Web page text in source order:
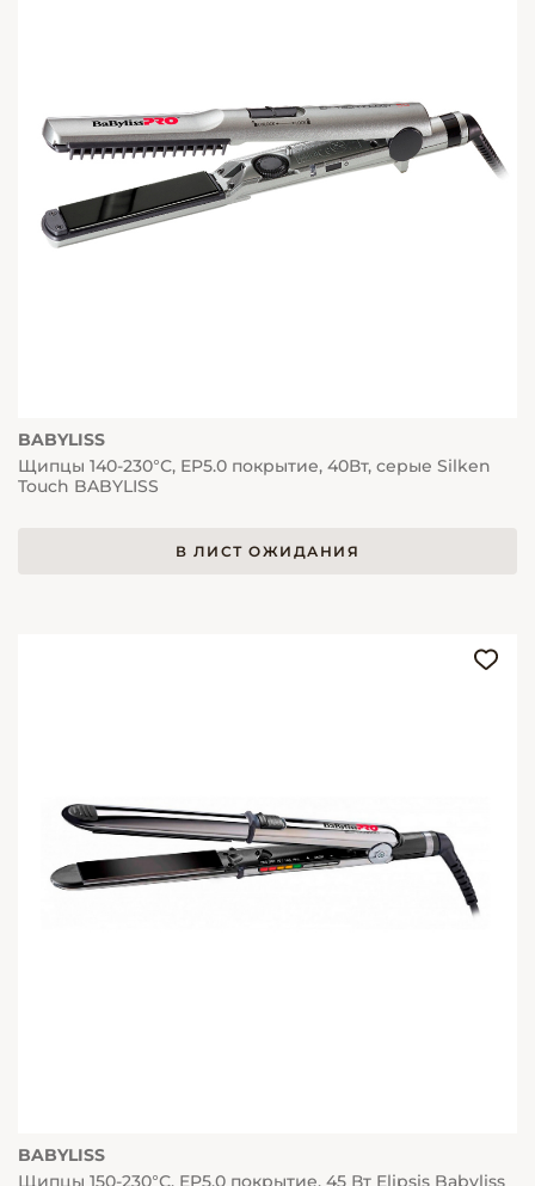
BABYLISS
Щипцы 140-230°С, EP5.0 покрытие, 40Вт, серые Silken
Touch BABYLISS
В ЛИСТ ОЖИДАНИЯ
BABYLISS
Щипцы 150-230°С, EP5.0 покрытие, 45 Вт Elipsis Babyliss